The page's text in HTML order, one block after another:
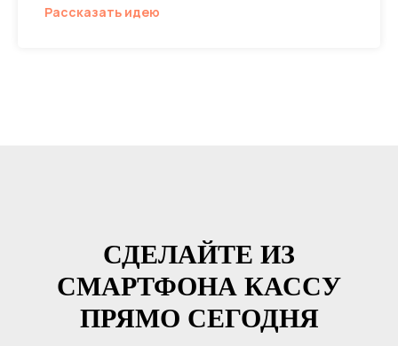
Рассказать идею
СДЕЛАЙТЕ ИЗ
СМАРТФОНА КАССУ
ПРЯМО СЕГОДНЯ